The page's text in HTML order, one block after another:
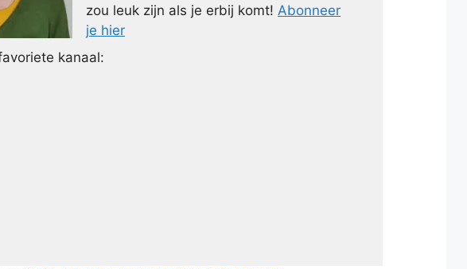
zou leuk zijn als je erbij komt! Abonneer
je hier
kanaal: